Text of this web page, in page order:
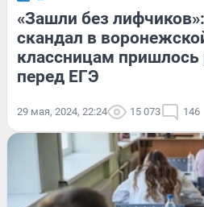
«Зашли без
скандал в
классницам пришлось
перед ЕГЭ
29 мая, 2024, 22:24 15 073 146